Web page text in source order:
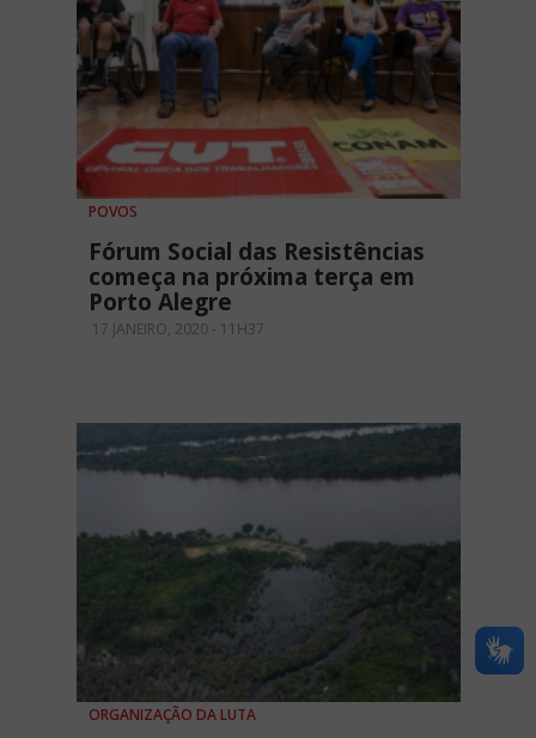
POVOS
Fórum Social das Resistências
começa na próxima terça em
Porto Alegre
17 JANEIRO, 2020 - 11H37
ORGANIZAÇÃO DA LUTA